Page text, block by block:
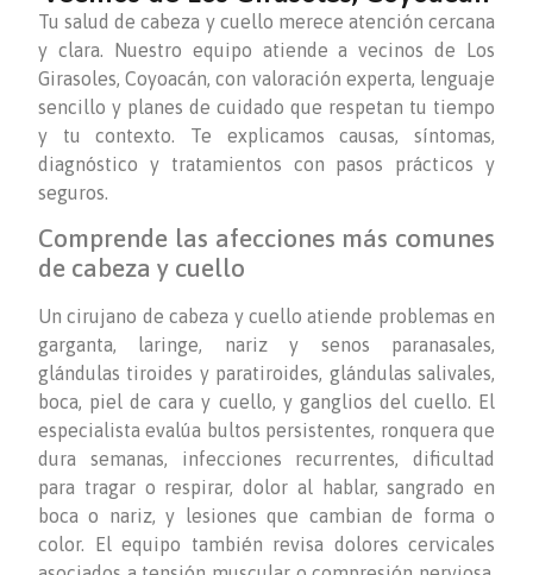
Tu salud de cabeza y cuello merece atención cercana
y clara. Nuestro equipo atiende a vecinos de Los
Girasoles, Coyoacán, con valoración experta, lenguaje
sencillo y planes de cuidado que respetan tu tiempo
y tu contexto. Te explicamos causas, síntomas,
diagnóstico y tratamientos con pasos prácticos y
seguros.
Comprende las afecciones más comunes
de cabeza y cuello
Un cirujano de cabeza y cuello atiende problemas en
garganta, laringe, nariz y senos paranasales,
glándulas tiroides y paratiroides, glándulas salivales,
boca, piel de cara y cuello, y ganglios del cuello. El
especialista evalúa bultos persistentes, ronquera que
dura semanas, infecciones recurrentes, dificultad
para tragar o respirar, dolor al hablar, sangrado en
boca o nariz, y lesiones que cambian de forma o
color. El equipo también revisa dolores cervicales